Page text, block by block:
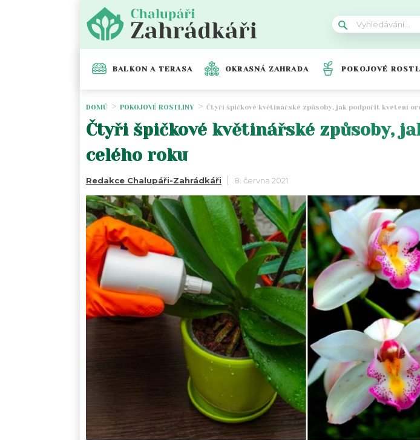
BALKON A TERASA OKRASNÁ ZAHRADA POKOJOVÉ
DOMŮ POKOJOVÉ ROSTLINY Čtyři špičkové květinářské způsoby, jak podpořit kvetení
Čtyři špičkové květinářské způsoby,
celého roku
Redakce Chalupáři-Zahrádkáři 8. června 2021